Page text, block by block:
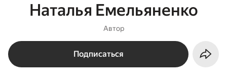
Наталья Емельяненко
Автор
Подписаться